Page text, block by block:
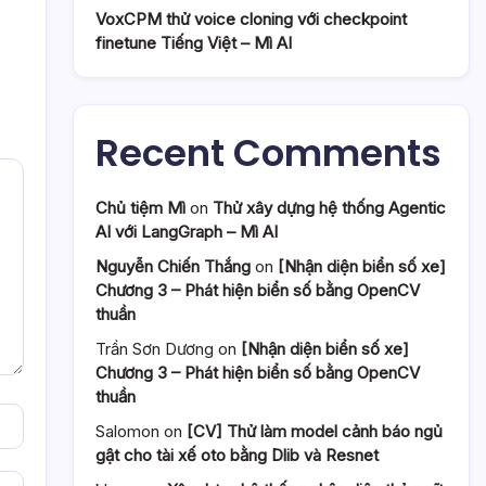
VoxCPM thử voice cloning với checkpoint
finetune Tiếng Việt – Mì AI
Recent Comments
Chủ tiệm Mì on Thử xây dựng hệ thống Agentic
AI với LangGraph – Mì AI
Nguyễn Chiến Thắng on [Nhận diện biển số xe]
Chương 3 – Phát hiện biển số bằng OpenCV
thuần
Trần Sơn Dương on [Nhận diện biển số xe]
Chương 3 – Phát hiện biển số bằng OpenCV
thuần
Salomon on [CV] Thử làm model cảnh báo ngủ
gật cho tài xế oto bằng Dlib và Resnet